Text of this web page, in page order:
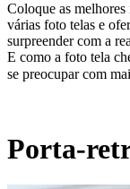
Coloque as
várias foto telas e
surpreender com a
E como a foto tela
se preocupar com
Porta-